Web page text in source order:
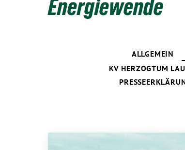
Energiewende
ALLGEMEIN
KV HERZOGTUM